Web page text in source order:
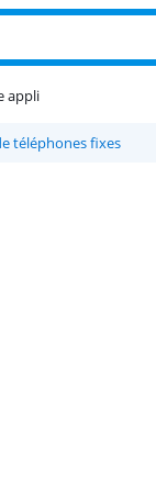
appli
téléphones fixes